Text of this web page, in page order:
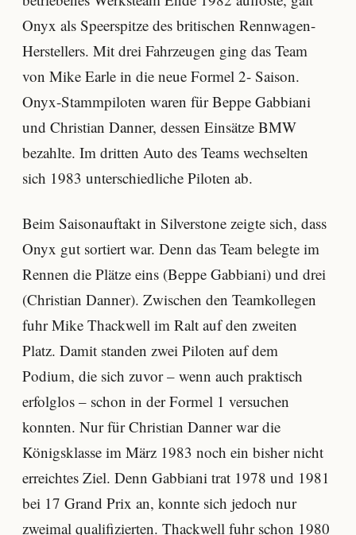
Onyx als Speerspitze des britischen Rennwagen-
Herstellers. Mit drei Fahrzeugen ging das Team
von Mike Earle in die neue Formel 2- Saison.
Onyx-Stammpiloten waren für Beppe Gabbiani
und Christian Danner, dessen Einsätze BMW
bezahlte. Im dritten Auto des Teams wechselten
sich 1983 unterschiedliche Piloten ab.
Beim Saisonauftakt in Silverstone zeigte sich, dass
Onyx gut sortiert war. Denn das Team belegte im
Rennen die Plätze eins (Beppe Gabbiani) und drei
(Christian Danner). Zwischen den Teamkollegen
fuhr Mike Thackwell im Ralt auf den zweiten
Platz. Damit standen zwei Piloten auf dem
Podium, die sich zuvor – wenn auch praktisch
erfolglos – schon in der Formel 1 versuchen
konnten. Nur für Christian Danner war die
Königsklasse im März 1983 noch ein bisher nicht
erreichtes Ziel. Denn Gabbiani trat 1978 und 1981
bei 17 Grand Prix an, konnte sich jedoch nur
zweimal qualifizierten. Thackwell fuhr schon 1980